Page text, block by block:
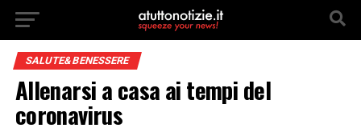
SALUTE&BENESSERE
Allenarsi a casa ai tempi del
coronavirus